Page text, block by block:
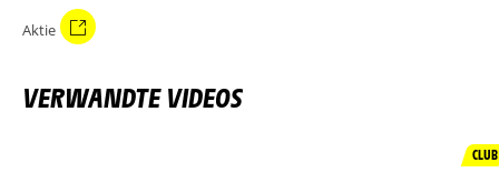
Aktie
VERWANDTE VIDEOS
CLUB